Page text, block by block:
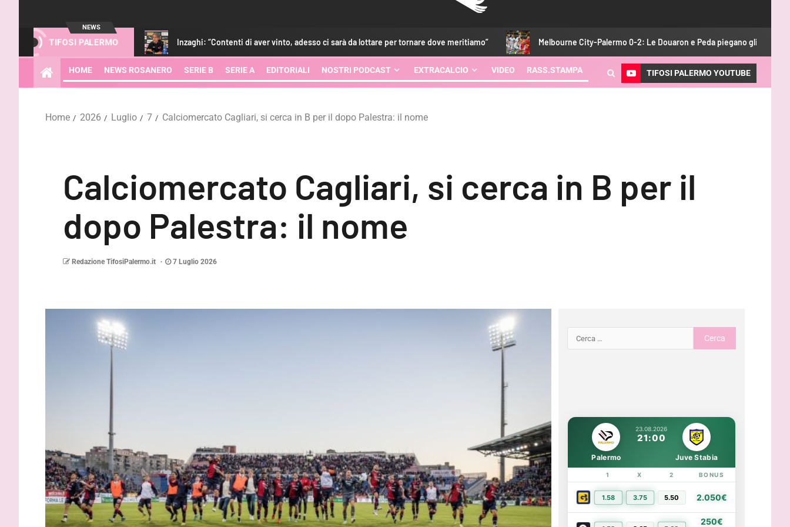
NEWS
TIFOSI PALERMO
del match Inzaghi: “Contenti di aver vinto, adesso ci sarà da lottare per tornare dove meritiamo” Melbourne City-Palermo 0-2: Le Douaron e Peda piegano gli australiani
HOME NEWS ROSANERO SERIE B SERIE A EDITORIALI NOSTRI PODCAST EXTRACALCIO VIDEO RASS.STAMPA TIFOSI PALERMO YOUTUBE
Home 2026 Luglio 7 Calciomercato Cagliari, si cerca in B per il dopo Palestra: il nome
Calciomercato Cagliari, si cerca in B per il
dopo Palestra: il nome
Redazione TifosiPalermo.it 7 Luglio 2026
23.08.2026
21:00
Palermo Juve Stabia
1 X 2 BONUS
1.58 3.75 5.50 2.050€
250€